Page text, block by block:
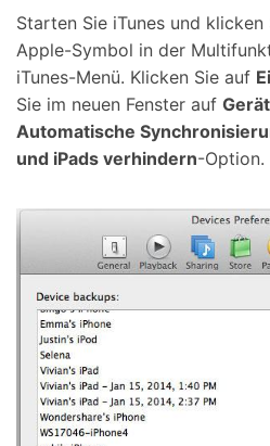
Starten Sie iTunes und
Apple-Symbol in der
iTunes-Menü. Klicken Sie auf
Sie im neuen Fenster auf
Automatische
und iPads verhindern-Option.